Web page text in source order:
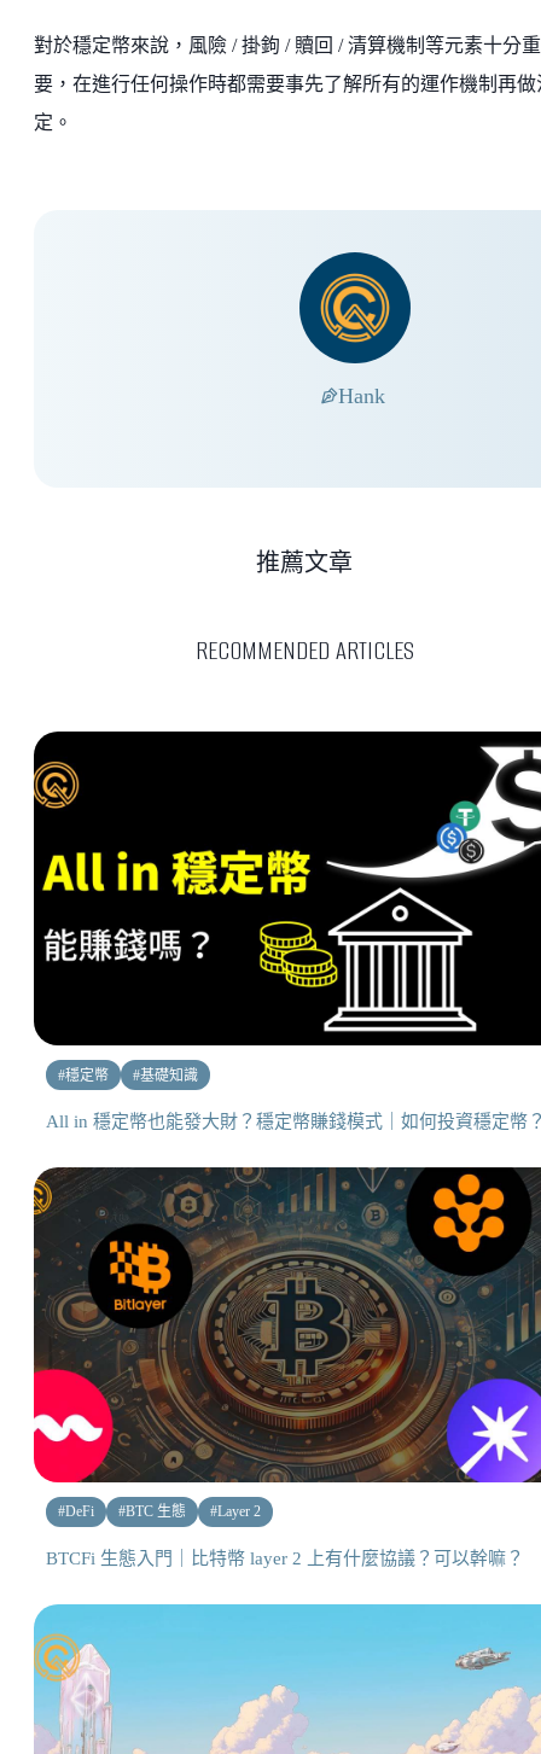
對於穩定幣來說，風險 / 掛鉤 / 贖回 / 清算機制等元素十分重
要，在進行任何操作時都需要事先了解所有的運作機制再做
定。
Hank
RECOMMENDED ARTICLES
推薦文章
#穩定幣 #基礎知識
All in 穩定幣也能發大財？穩定幣賺錢模式｜如何投資穩定幣
#DeFi #BTC 生態 #Layer 2
BTCFi 生態入門｜比特幣 layer 2 上有什麼協議？可以幹嘛？